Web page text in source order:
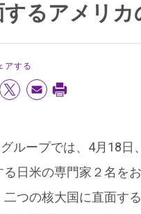
するアメリカ
アする
ループでは、4月18日
る日米の専門家２名を
二つの核大国に直面す